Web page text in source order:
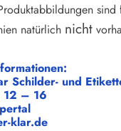
sind
natürlich nicht
Schilder- und
12 – 16
klar.de